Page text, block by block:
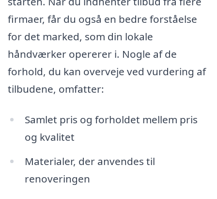
firmaer, får du også en bedre forståelse
for det marked, som din lokale
håndværker opererer i. Nogle af de
forhold, du kan overveje ved vurdering af
tilbudene, omfatter:
Samlet pris og forholdet mellem pris
og kvalitet
Materialer, der anvendes til
renoveringen